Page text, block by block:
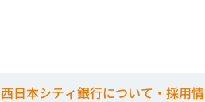
西日本シティ銀行について・採用情